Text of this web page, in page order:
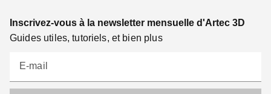
Inscrivez-vous à la newsletter mensuelle d'Artec 3D
Guides utiles, tutoriels, et bien plus
E-mail